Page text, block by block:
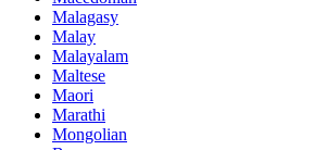
Malagasy
Malay
Malayalam
Maltese
Maori
Marathi
Mongolian